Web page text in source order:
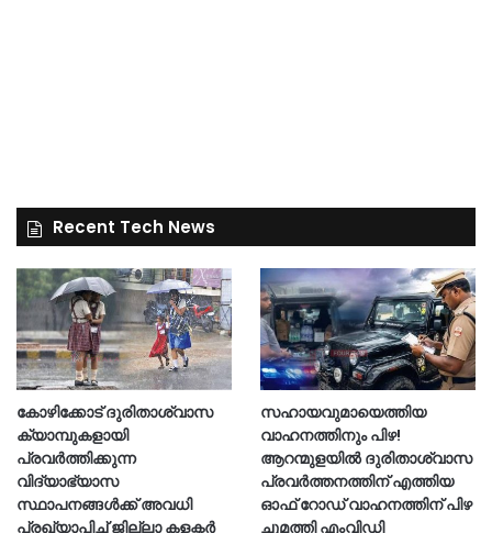
Recent Tech News
കോഴിക്കോട് ദുരിതാശ്വാസ
ക്യാമ്പുകളായി
പ്രവര്‍ത്തിക്കുന്ന
വിദ്യാഭ്യാസ
സ്ഥാപനങ്ങള്‍ക്ക് അവധി
പ്രഖ്യാപിച്ച് ജില്ലാ കളക്ടർ
സഹായവുമായെത്തിയ
വാഹനത്തിനും പിഴ!
ആറന്മുളയില്‍ ദുരിതാശ്വാസ
പ്രവര്‍ത്തനത്തിന് എത്തിയ
ഓഫ് റോഡ് വാഹനത്തിന് പിഴ
ചുമത്തി എംവിഡി